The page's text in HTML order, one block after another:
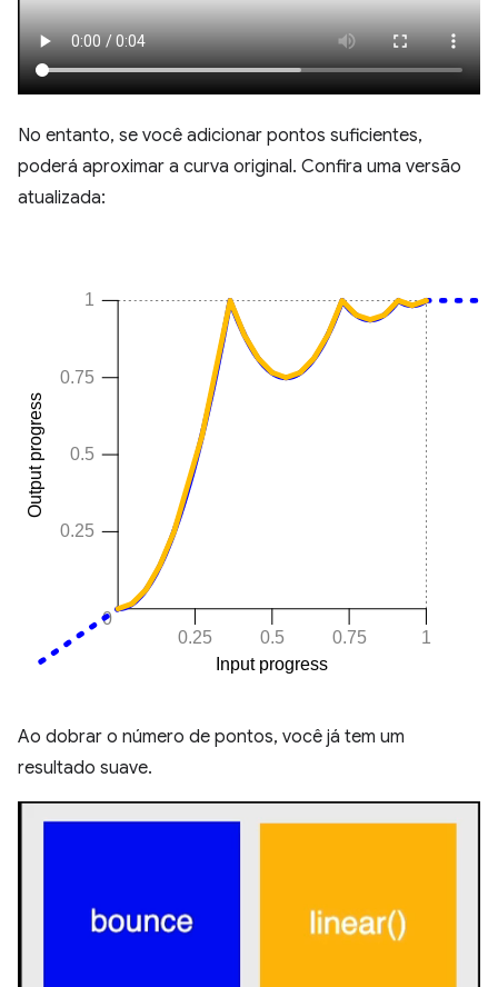
No entanto, se você adicionar pontos suficientes,
poderá aproximar a curva original. Confira uma versão
atualizada:
Ao dobrar o número de pontos, você já tem um
resultado suave.